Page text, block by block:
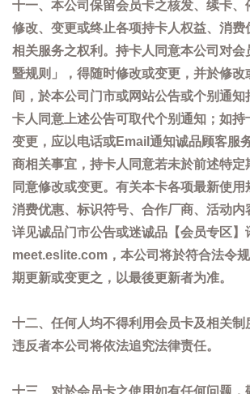
十一、本公司保留会员卡之核发、续卡、
修改、变更或终止各项持卡人权益、消费
相关服务之权利。持卡人同意本公司对会
暨规则」，得随时修改或变更，并於修改
间，於本公司门市或网站公告或个别通知
卡人同意上述公告可取代个别通知；如持
变更，应以电话或Email通知诚品顾客服
商相关事宜，持卡人同意若未於前述特定
同意修改或变更。有关本卡各项最新使用
消费优惠、标识符号、合作厂商、活动内
详见诚品门市公告或迷诚品【会员专区】
meet.eslite.com，本公司将於符合法令
期更新或变更之，以最後更新者为准。
十二、任何人均不得利用会员卡及相关制
违反者本公司将依法追究法律责任。
十三、对於会员卡之使用如有任何问题，